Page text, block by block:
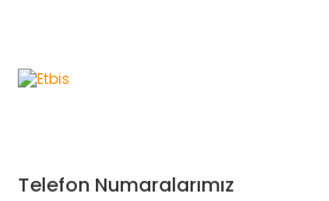
Telefon Numaralarımız